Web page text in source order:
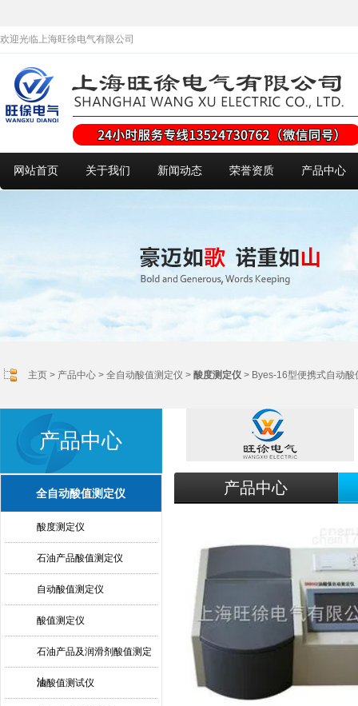
欢迎光临上海旺徐电气有限公司
网站首页 关于我们 新闻动态 荣誉资质 产品中心
主页 > 产品中心 > 全自动酸值测定仪 > 酸度测定仪 > Byes-16型便携式自动酸
产品中心
全自动酸值测定仪
酸度测定仪
石油产品酸值测定仪
自动酸值测定仪
酸值测定仪
石油产品及润滑剂酸值测定
法
油酸值测试仪
产品中心